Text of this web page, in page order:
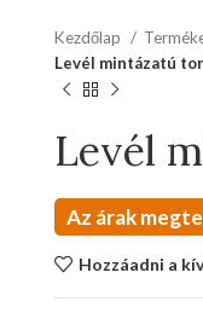
Kezdőlap
Levél mintázatú
Levél
Az árak
Hozzáadni a